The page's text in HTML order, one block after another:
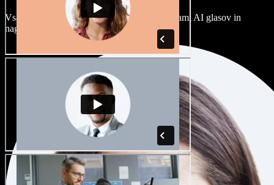
Vsak projekt je unikaten. Izbirajte med stotinami AI glasov in
naglasov ter jih prilagodite po svoje.